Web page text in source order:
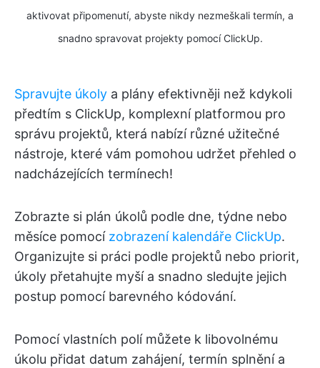
aktivovat připomenutí, abyste nikdy nezmeškali termín, a
snadno spravovat projekty pomocí ClickUp.
Spravujte úkoly a plány efektivněji než kdykoli
předtím s ClickUp, komplexní platformou pro
správu projektů, která nabízí různé užitečné
nástroje, které vám pomohou udržet přehled o
nadcházejících termínech!
Zobrazte si plán úkolů podle dne, týdne nebo
měsíce pomocí zobrazení kalendáře ClickUp.
Organizujte si práci podle projektů nebo priorit,
úkoly přetahujte myší a snadno sledujte jejich
postup pomocí barevného kódování.
Pomocí vlastních polí můžete k libovolnému
úkolu přidat datum zahájení, termín splnění a